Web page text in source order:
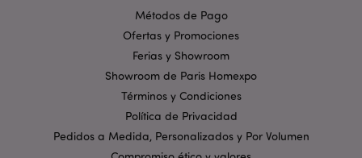
Métodos de Pago
Ofertas y Promociones
Ferias y Showroom
Showroom de Paris Homexpo
Términos y Condiciones
Política de Privacidad
Pedidos a Medida, Personalizados y Por Volumen
Orientación
Funcionalidad
Las cookies estrictamente necesarias permiten la
funcionalidad básica del sitio web, como el inicio de
sesión del usuario y la gestión de la cuenta. El sitio
web no puede funcionar correctamente sin las
cookies estrictamente necesarias.
Dominio